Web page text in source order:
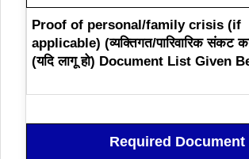
Proof of personal/family crisis (if
applicable) (व्यक्तिगत/पारिवारिक संकट
(यदि लागू हो) Document List Given
Required Document